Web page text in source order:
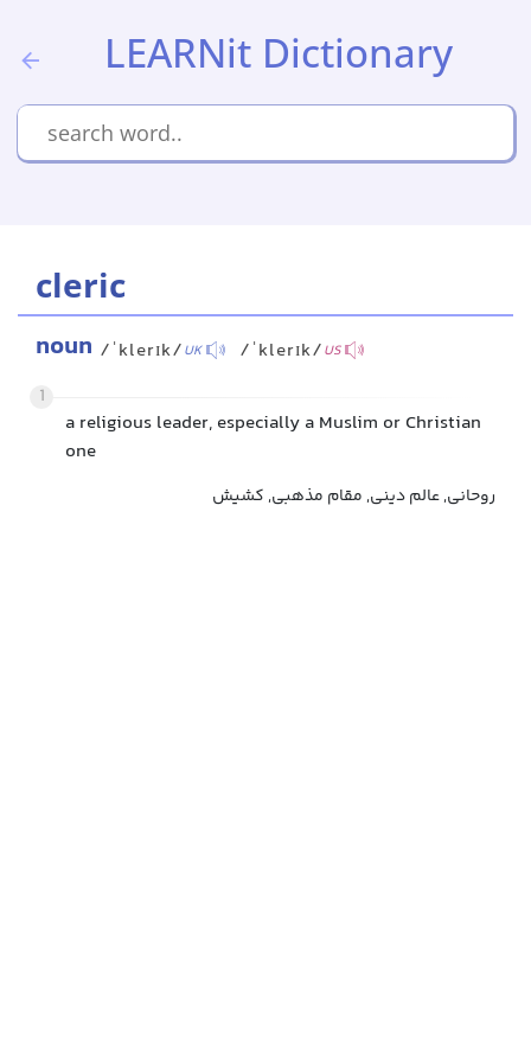
LEARNit Dictionary
cleric
noun /ˈklerɪk/UK /ˈklerɪk/US
1
a religious leader, especially a Muslim or Christian
one
روحانی, عالم دینی, مقام مذهبی, کشیش